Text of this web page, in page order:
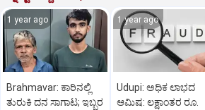
1 year ago
Brahmavar: ಕಾರಿನಲ್ಲಿ
ತುರುಕಿ ದನ ಸಾಗಾಟ; ಇಬ್ಬರ
1 year ago
Udupi: ಅಧಿಕ ಲಾಭದ
ಆಮಿಷ: ಲಕ್ಷಾಂತರ ರೂ.